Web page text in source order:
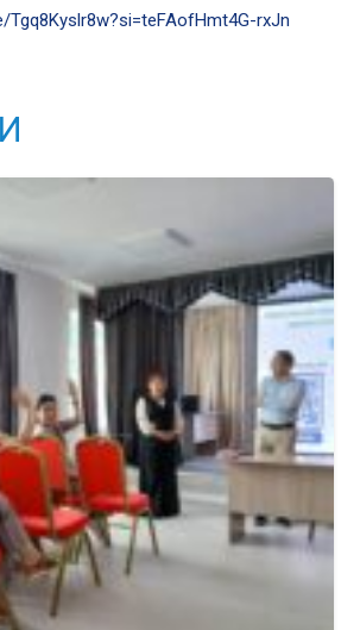
Tgq8Kyslr8w?si=teFAofHmt4G-rxJn